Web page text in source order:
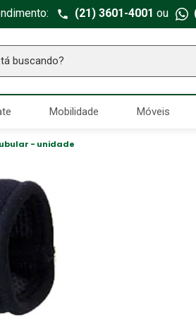
(21) 3601-4001 ou
buscando?
Mobilidade Móveis
- unidade
BUSCADOS
Littmann
Pressão
Geriatrico